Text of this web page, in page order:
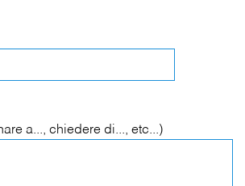
a..., chiedere di..., etc...)